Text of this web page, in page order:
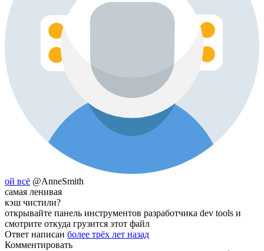
ой всё @AnneSmith
самая ленивая
кэш чистили?
открывайте панель инструментов разработчика dev tools и
смотрите откуда грузится этот файл
Ответ написан более трёх лет назад
Комментировать